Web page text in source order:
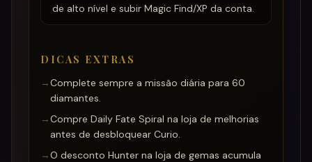
de alto nível e subir Magic Find/XP da conta.
DICAS EXTRAS
→Complete sempre a missão diária para 60
diamantes.
→Compre Daily Fate Spiral na loja de melhorias
antes de desbloquear Curio.
→O desconto Hunter na loja de gemas acumula